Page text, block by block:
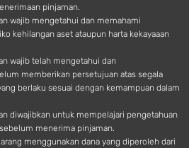
pinjaman.
wajib mengetahui dan memahami
kehilangan aset ataupun harta kekayaaan
wajib telah mengetahui dan
memberikan persetujuan atas segala
berlaku sesuai dengan kemampuan dalam
diwajibkan untuk mempelajari pengetahuan
menerima pinjaman.
menggunakan dana yang diperoleh dari